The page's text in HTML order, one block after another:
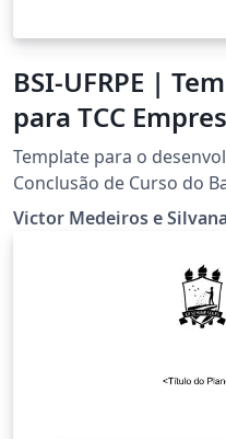
BSI-UFRPE |
para TCC
Template para o
Conclusão de Curso do
Informação da UFRPE na
Victor Medeiros e